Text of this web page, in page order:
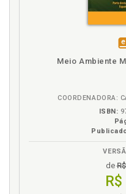
Meio Ambiente
COORDENADORA:
ISBN:
de